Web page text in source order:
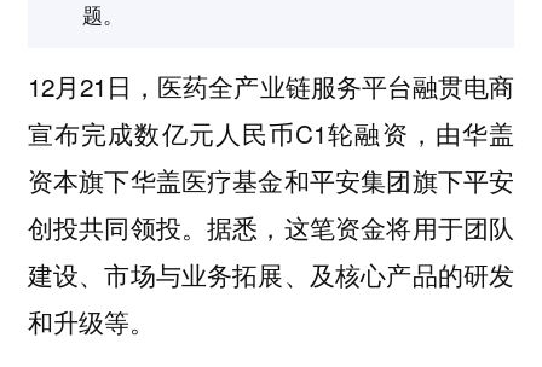
题。
12月21日，医药全产业链服务平台融贯电商
宣布完成数亿元人民币C1轮融资，由华盖
资本旗下华盖医疗基金和平安集团旗下平安
创投共同领投。据悉，这笔资金将用于团队
建设、市场与业务拓展、及核心产品的研发
和升级等。